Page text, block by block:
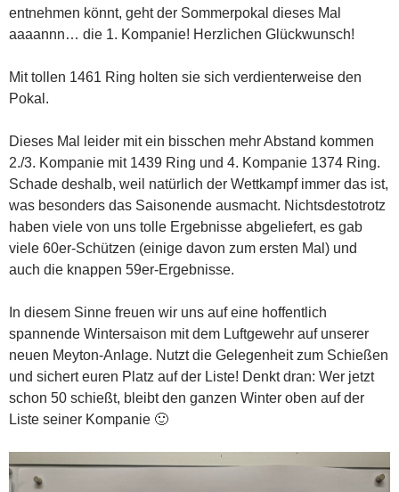
entnehmen könnt, geht der Sommerpokal dieses Mal
aaaannn… die 1. Kompanie! Herzlichen Glückwunsch!
Mit tollen 1461 Ring holten sie sich verdienterweise den
Pokal.
Dieses Mal leider mit ein bisschen mehr Abstand kommen
2./3. Kompanie mit 1439 Ring und 4. Kompanie 1374 Ring.
Schade deshalb, weil natürlich der Wettkampf immer das ist,
was besonders das Saisonende ausmacht. Nichtsdestotrotz
haben viele von uns tolle Ergebnisse abgeliefert, es gab
viele 60er-Schützen (einige davon zum ersten Mal) und
auch die knappen 59er-Ergebnisse.
In diesem Sinne freuen wir uns auf eine hoffentlich
spannende Wintersaison mit dem Luftgewehr auf unserer
neuen Meyton-Anlage. Nutzt die Gelegenheit zum Schießen
und sichert euren Platz auf der Liste! Denkt dran: Wer jetzt
schon 50 schießt, bleibt den ganzen Winter oben auf der
Liste seiner Kompanie 🙂